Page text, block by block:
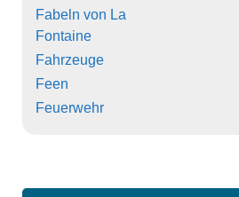
Fabeln von La
Fontaine
Fahrzeuge
Feen
Feuerwehr